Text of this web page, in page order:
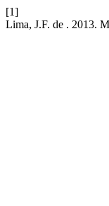
[1]
Lima, J.F. de . 2013.